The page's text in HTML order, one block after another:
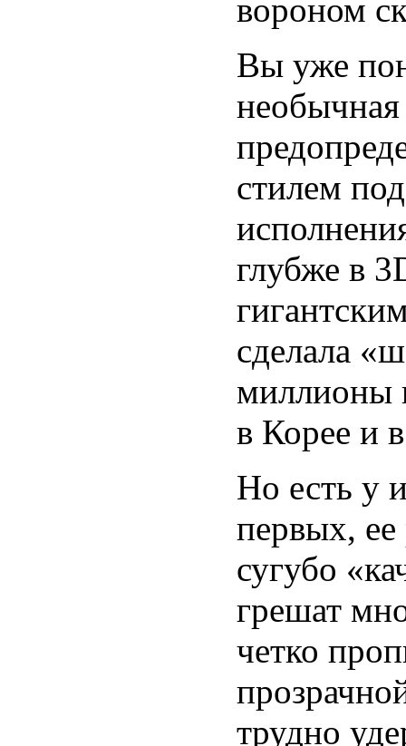
вороном
Вы уже
стилем
глубже в
сделала
миллионы
в Корее и
Но есть у
первых, ее
сугубо
грешат
четко
трудно